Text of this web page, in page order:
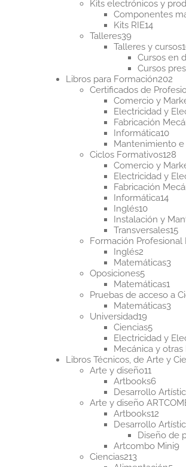
productos
Kits electrónicos y
Componentes
Kits RIE1414
Talleres39
productos
Talleres y cursos
Cursos en
Cursos
Libros para Formación202
Certificados de
Comercio y
Electricidad y
Fabricación
Informática1010
Mantenimiento
Ciclos Formativos128
Comercio y
Electricidad y
Fabricación
Informática1414
Inglés1010
Instalación y
Transversales1515
Formación Profesional
Inglés2
productos
Matemáticas33
Oposiciones55
productos
Matemáticas1
Pruebas de acceso a
Matemáticas33
Universidad19
productos
Ciencias55
Electricidad y
Mecánica y otras
Libros Técnicos, de Arte y
Arte y diseño11
Artbooks66
Desarrollo
Arte y diseño
Artbooks12
Desarrollo
Diseño de
Artcombo Mini9
Ciencias213213